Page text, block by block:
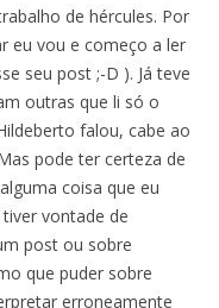
de hércules. Por
eu vou e começo a ler
seu post ;-D ). Já teve
outras que li só o
falou, cabe ao
pode ter certeza de
coisa que eu
vontade de
post ou sobre
que puder sobre
erroneamente